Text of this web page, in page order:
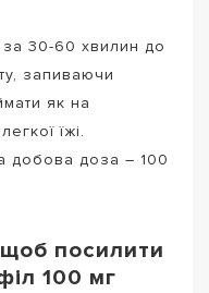
за 30-60 хвилин до
запиваючи
як на
їжі.
добова доза – 100
посилити
100 мг